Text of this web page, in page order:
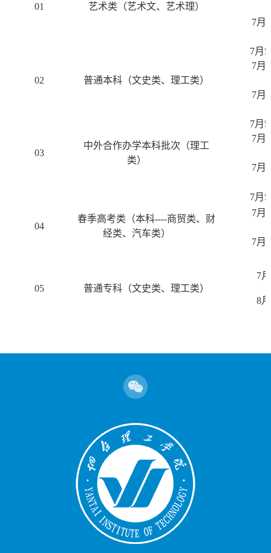
01 艺术类（艺术文、艺术理）
7月
02 普通本科（文史类、理工类）
7月 5
7月
7月
03
中外合作办学本科批次（理工
类）
7月 5
7月
7月
04
春季高考类（本科----商贸类、财
经类、汽车类）
7月 5
7月
7月
05 普通专科（文史类、理工类）
7月
8月